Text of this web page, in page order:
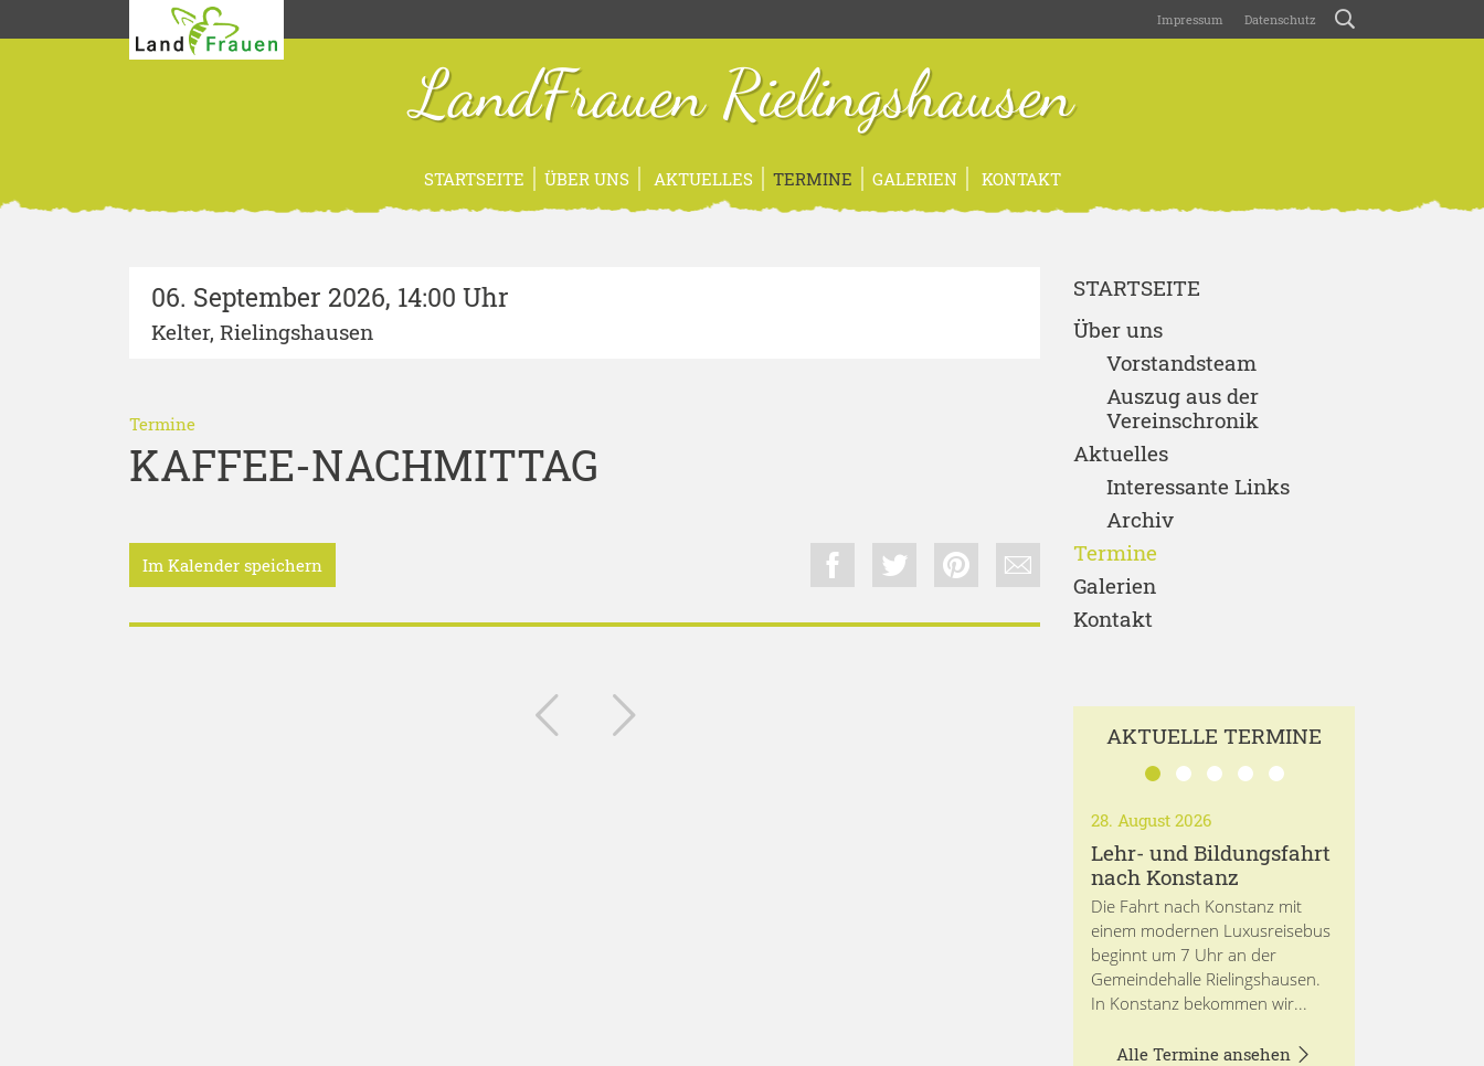
Impressum Datenschutz
LandFrauen Rielingshausen
STARTSEITE ÜBER UNS AKTUELLES TERMINE GALERIEN KONTAKT
06. September 2026, 14:00 Uhr
Kelter, Rielingshausen
Termine
KAFFEE-NACHMITTAG
Im Kalender speichern
STARTSEITE
Über uns
Vorstandsteam
Auszug aus der
Vereinschronik
Aktuelles
Interessante Links
Archiv
Termine
Galerien
Kontakt
AKTUELLE TERMINE
28. August 2026
Lehr- und Bildungsfahrt
nach Konstanz
Die Fahrt nach Konstanz mit
einem modernen Luxusreisebus
beginnt um 7 Uhr an der
Gemeindehalle Rielingshausen.
In Konstanz bekommen wir...
Alle Termine ansehen